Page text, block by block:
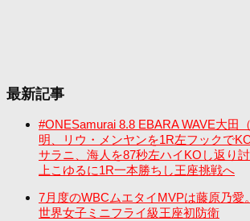
最新記事
#ONESamurai 8.8 EBARA WAVE大田
明、リウ・メンヤンを1R左フックで
サラニ、海人を87秒左ハイKOし返り
上こゆるに1R一本勝ちし王座挑戦へ
7月度のWBCムエタイMVPは藤原乃愛
世界女子ミニフライ級王座初防衛